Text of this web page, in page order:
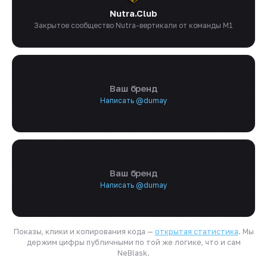
Nutra.Club
Закрытое сообщество Nutra-вертикали от команды M1
Ваш бренд
Написать @dumay
Ваш бренд
Написать @dumay
Показы, клики и копирования кода — открытая статистика. Мы
держим цифры публичными по той же логике, что и сам
NeBlask.